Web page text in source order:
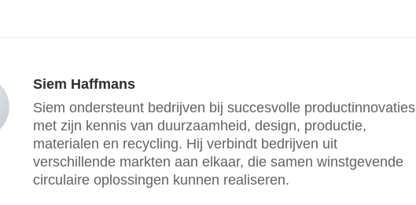
Siem Haffmans
Siem ondersteunt bedrijven bij succesvolle productinnovaties
met zijn kennis van duurzaamheid, design, productie,
materialen en recycling. Hij verbindt bedrijven uit
verschillende markten aan elkaar, die samen winstgevende
circulaire oplossingen kunnen realiseren.